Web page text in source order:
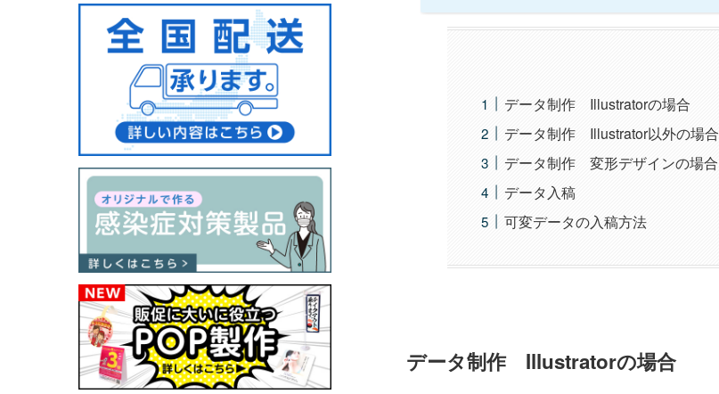
データ制作 Illustratorの場合
データ制作 Illustrator以外の場合
データ制作 変形デザインの場合
データ入稿
可変データの入稿方法
データ制作 Illustratorの場合